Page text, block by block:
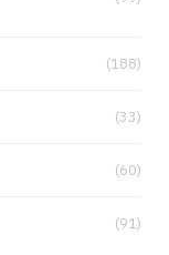
(188)
(33)
(60)
(91)